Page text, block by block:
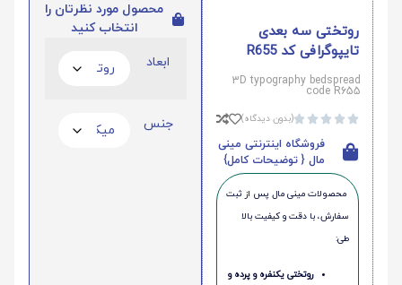
روتختی سه بعدی
تایپوگرافی کد R655
3D typography bedspread
code R655




(بدون دیدگاه)
فروشگاه اینترنتی مینی
مال { توضیحات کامل}
محصولات مینی‌ مال پس از ثبت
سفارش، با دقت و کیفیت بالا
طی:
روتختی یکنفره و پرده و
محصول مورد نظرتان را
انتخاب کنید
ابعاد
جنس